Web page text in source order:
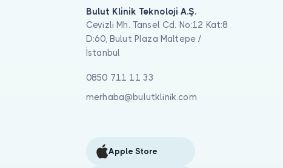
Bulut Klinik Teknoloji A.Ş.
Cevizli Mh. Tansel Cd. No:12 Kat:8
D:60, Bulut Plaza Maltepe /
İstanbul
0850 711 11 33
merhaba@bulutklinik.com
Apple Store